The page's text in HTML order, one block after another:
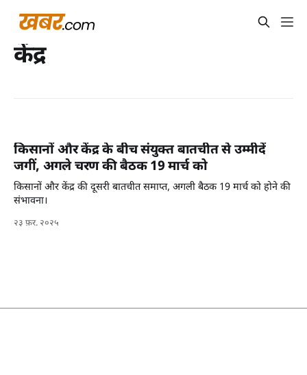
केंद्र
किसानों और केंद्र के बीच संयुक्त बातचीत से उम्मीदें
जगीं, अगले चरण की बैठक 19 मार्च को
किसानों और केंद्र की दूसरी बातचीत समाप्त, अगली बैठक 19 मार्च को होने की
संभावना।
२३ फ़र. २०२५